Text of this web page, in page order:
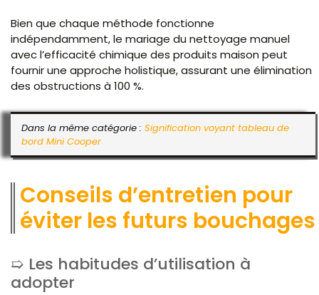
Bien que chaque méthode fonctionne
indépendamment, le mariage du nettoyage manuel
avec l’efficacité chimique des produits maison peut
fournir une approche holistique, assurant une élimination
des obstructions à 100 %.
Dans la même catégorie : Signification voyant tableau de
bord Mini Cooper
Conseils d’entretien pour
éviter les futurs bouchages
Les habitudes d’utilisation à
adopter